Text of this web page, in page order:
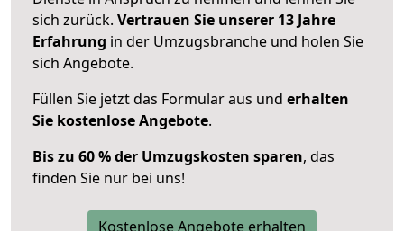
sich zurück. Vertrauen Sie unserer 13 Jahre
Erfahrung in der Umzugsbranche und holen Sie
sich Angebote.
Füllen Sie jetzt das Formular aus und erhalten
Sie kostenlose Angebote.
Bis zu 60 % der Umzugskosten sparen, das
finden Sie nur bei uns!
Kostenlose Angebote erhalten